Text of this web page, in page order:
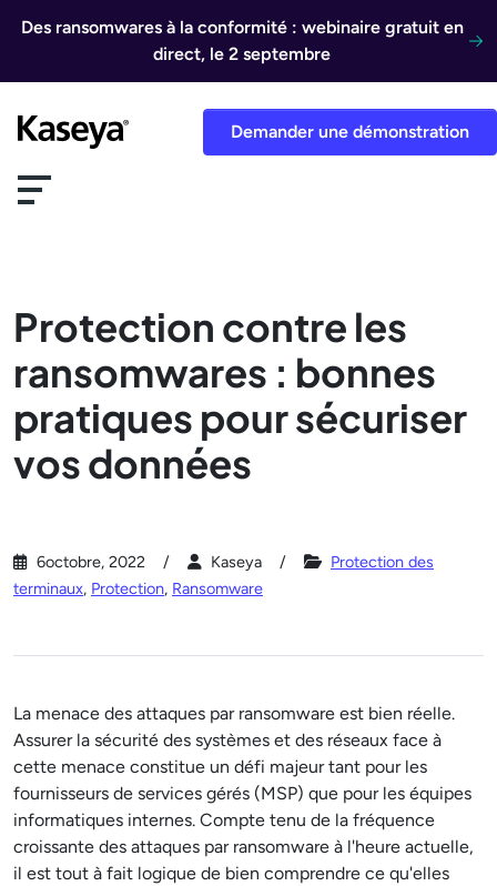
Des ransomwares à la conformité : webinaire gratuit en
direct, le 2 septembre
Demander une démonstration
Protection contre les
ransomwares : bonnes
pratiques pour sécuriser
vos données
6octobre, 2022 Kaseya
Protection des
terminaux, Protection, Ransomware
La menace des attaques par ransomware est bien réelle.
Assurer la sécurité des systèmes et des réseaux face à
cette menace constitue un défi majeur tant pour les
fournisseurs de services gérés (MSP) que pour les équipes
informatiques internes. Compte tenu de la fréquence
croissante des attaques par ransomware à l'heure actuelle,
il est tout à fait logique de bien comprendre ce qu'elles